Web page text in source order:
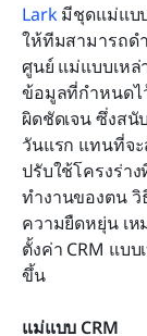
Lark มีชุดแม่แบ
ให้ทีมสามารถด
ศูนย์ แม่แบบเหล่
ข้อมูลที่กำหนดไ
ผิดชัดเจน ซึ่งสนั
วันแรก แทนที่จ
ปรับใช้โครงร่า
ทำงานของตน
ความยืดหยุ่น เห
ตั้งค่า CRM แบ
ขึ้น
แม่แบบ CRM